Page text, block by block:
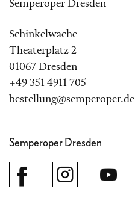
Semperoper Dresden
Schinkelwache
Theaterplatz 2
01067 Dresden
+49 351 4911 705
bestellung@semperoper.de
Semperoper Dresden